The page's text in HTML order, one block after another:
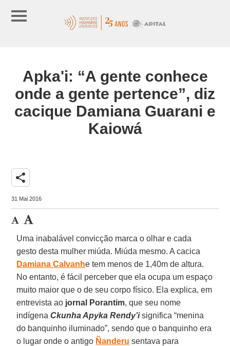
Apka'i: “A gente conhece
onde a gente pertence”, diz
cacique Damiana Guarani e
Kaiowá
share
31 Mai 2016
Uma inabalável convicção marca o olhar e cada
gesto desta mulher miúda. Miúda mesmo. A cacica
Damiana Calvanhe tem menos de 1,40m de altura.
No entanto, é fácil perceber que ela ocupa um espaço
muito maior que o de seu corpo físico. Ela explica, em
entrevista ao jornal Porantim, que seu nome
indígenaCkunha Apyka Rendy’i significa “menina
do banquinho iluminado”, sendo que o banquinho era
o lugar onde o antigo Ñanderu sentava para